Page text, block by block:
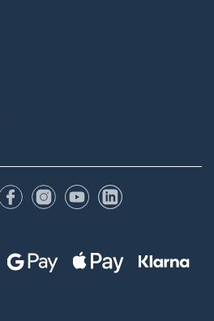
FacebookuInstagrame
YouTubeLinkedIn